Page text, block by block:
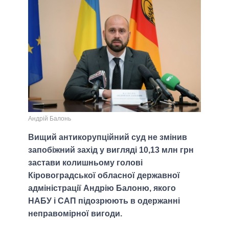
Андрій Балонь
Вищий антикорупційний суд не змінив
запобіжний захід у вигляді 10,13 млн грн
застави колишньому голові
Кіровоградської обласної державної
адміністрації Андрію Балоню, якого
НАБУ і САП підозрюють в одержанні
неправомірної вигоди.